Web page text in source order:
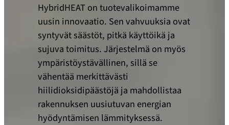
HybridHEAT on tuotevalikoimamme
uusin innovaatio. Sen vahvuuksia ovat
syntyvät säästöt, pitkä käyttöikä ja
sujuva toimitus. Järjestelmä on myös
ympäristöystävällinen, sillä se
vähentää merkittävästi
hiilidioksidipäästöjä ja mahdollistaa
rakennuksen uusiutuvan energian
hyödyntämisen lämmityksessä.